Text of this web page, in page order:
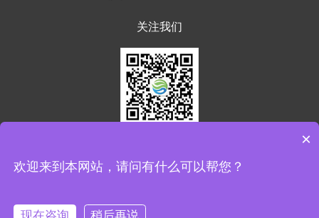
关注我们
了解更多信息
×
欢迎来到本网站，请问有什么可以帮您？
现在咨询 稍后再说